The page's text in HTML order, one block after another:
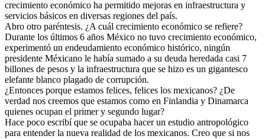
crecimiento económico ha permitido mejoras en infraestructura y
servicios básicos en diversas regiones del país.
Abro otro paréntesis. ¿A cuál crecimiento económico se refiere?
Durante los últimos 6 años México no tuvo crecimiento económico,
experimentó un endeudamiento económico histórico, ningún
presidente Méxicano le había sumado a su deuda heredada casi 7
billones de pesos y la infraestructura que se hizo es un gigantesco
elefante blanco plagado de corrupción.
¿Entonces porque estamos felices, felices los mexicanos? ¿De
verdad nos creemos que estamos como en Finlandia y Dinamarca
quienes ocupan el primer y segundo lugar?
Hace poco escribí que se ocupaba hacer un estudio antropológico
para entender la nueva realidad de los mexicanos. Creo que si nos